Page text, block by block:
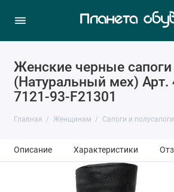
Женские черные
(Натуральный мех) Арт.
7121-93-F21301
Главная Женщинам Сапоги и полусапоги
Описание Характеристики